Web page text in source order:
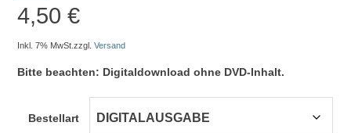
4,50€
Inkl. 7% MwSt.zzgl.Versand
Bitte beachten: Digitaldownload ohne DVD-Inhalt.
Bestellart